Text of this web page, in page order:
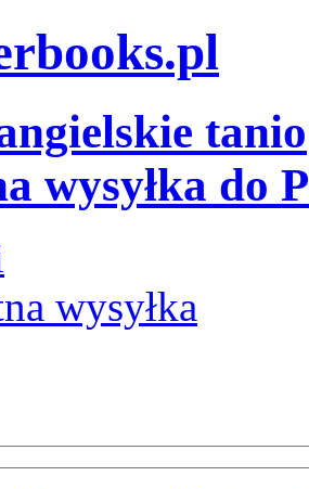
tanio
wysyłka do
wysyłka